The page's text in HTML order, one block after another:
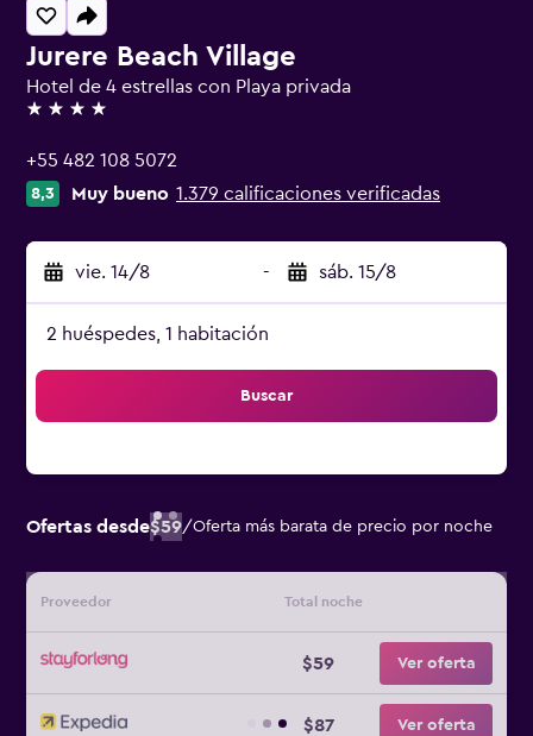
Jurere Beach Village
Hotel de 4 estrellas con Playa privada
4 estrellas
+55 482 108 5072
8,3 Muy bueno 1.379 calificaciones verificadas
vie. 14/8 - sáb. 15/8
2 huéspedes, 1 habitación
Buscar
Ofertas desde$59/Oferta más barata de precio por noche
Proveedor Total noche
$59 Ver oferta
$87 Ver oferta